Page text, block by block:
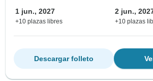
1 jun., 2027
+10 plazas libres
2 jun.,
+10 plazas
Descargar folleto